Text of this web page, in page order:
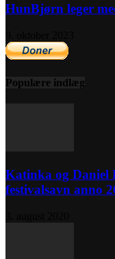
HunBjørn leger
Populære indlæg
Katinka og Daniel
festivalsavn anno